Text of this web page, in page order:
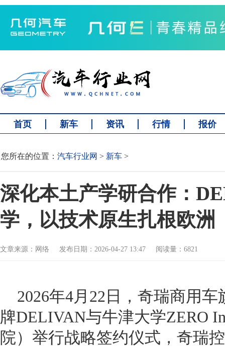
首页 新车 资讯 行情 报价
您所在的位置： 汽车行业网 > 新车 >
深化本土产学研合作：
学，以技术原生扎根欧洲
文章来源：网络 发布日期：2026-04-27 13:47 阅读量：6821
2026年4月22日，奇瑞商用
牌DELIVAN与牛津大学ZERO
院）举行战略签约仪式，奇瑞